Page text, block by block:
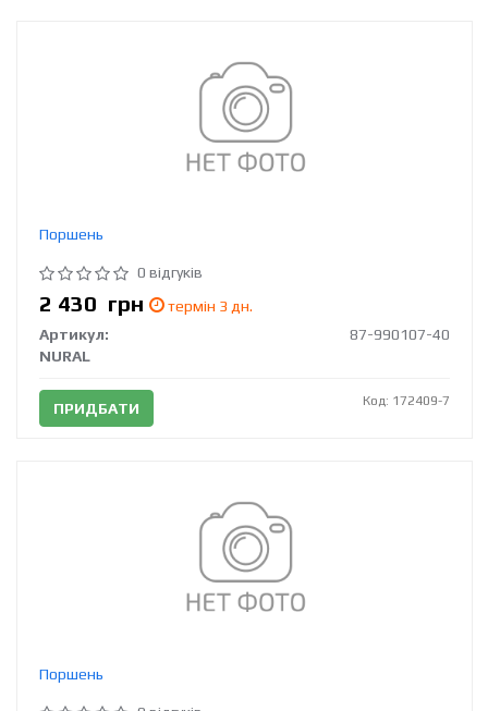
Поршень
0 відгуків
2 430 грн
термін 3 дн.
Артикул:
87-990107-40
NURAL
ПРИДБАТИ Код: 172409-7
Поршень